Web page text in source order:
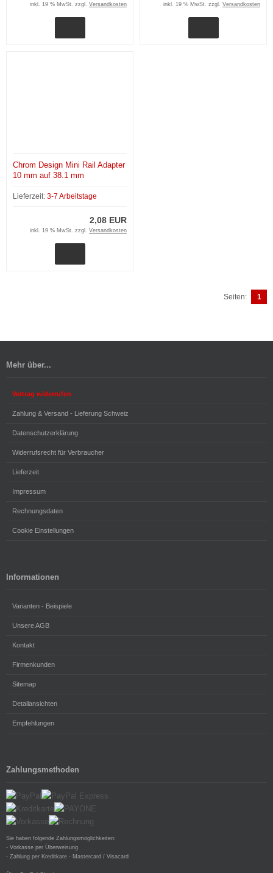
inkl. 19 % MwSt. zzgl. Versandkosten inkl. 19 % MwSt. zzgl. Versandkosten
Chrom Design Mini Rail Adapter
10 mm auf 38.1 mm
Lieferzeit: 3-7 Arbeitstage
2,08 EUR
inkl. 19 % MwSt. zzgl. Versandkosten
Seiten: 1
Mehr über...
Vertrag widerrufen
Zahlung & Versand - Lieferung Schweiz
Datenschutzerklärung
Widerrufsrecht für Verbraucher
Lieferzeit
Impressum
Rechnungsdaten
Cookie Einstellungen
Informationen
Varianten - Beispiele
Unsere AGB
Kontakt
Firmenkunden
Sitemap
Detailansichten
Empfehlungen
Zahlungsmethoden
Sie haben folgende Zahlungsmöglichkeiten:
- Vorkasse per Überweisung
- Zahlung per Kreditkare - Mastercard / Visacard